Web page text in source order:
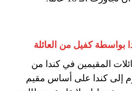
بواسطة كفيل من العائلة
المقيمين في كندا من
إلى كندا على أساس مقيم